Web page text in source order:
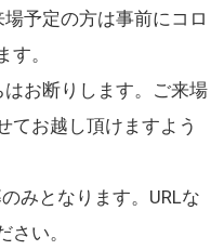
予定の方は事前にコロ
。
お断りします。ご来場
てお越し頂けますよう
みとなります。URLな
い。